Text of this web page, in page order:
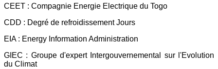
CEET : Compagnie Energie Electrique du Togo
CDD : Degré de refroidissement Jours
EIA : Energy Information Administration
GIEC : Groupe d'expert Intergouvernemental sur l'Evolution
du Climat